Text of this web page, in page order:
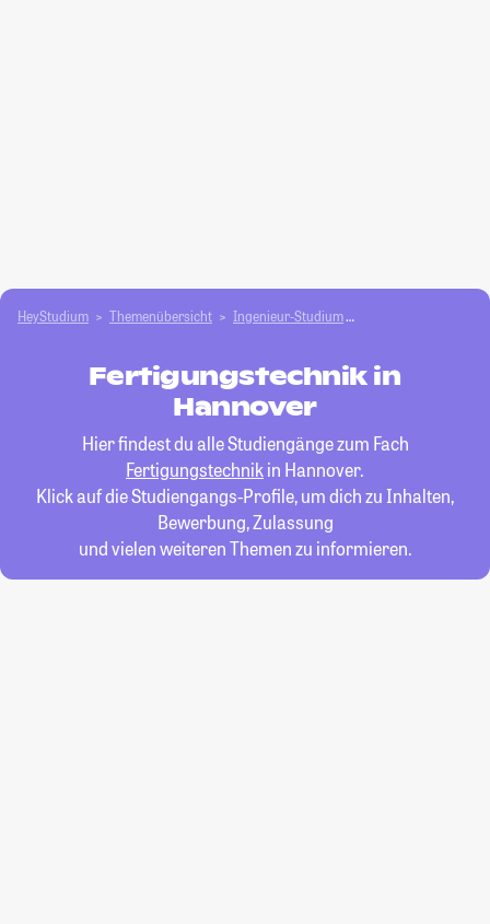
HeyStudium Themenübersicht Ingenieur-Studium
Fertigungstechnik in
Hannover
Hier findest du alle Studiengänge zum Fach
Fertigungstechnikin Hannover.
Klick auf die Studiengangs-Profile, um dich zu Inhalten,
Bewerbung, Zulassung
und vielen weiteren Themen zu informieren.